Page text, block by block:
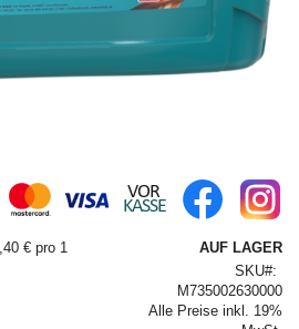
€ pro 1
AUF LAGER
SKU
M735002630000
Alle Preise inkl. 19%